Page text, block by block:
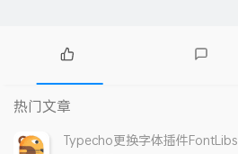
热
门
文
章
论
热门文章
Typecho更换字体插件FontLibs